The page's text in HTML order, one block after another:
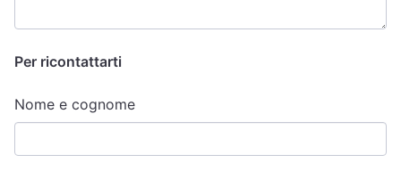
Per ricontattarti
Nome e cognome